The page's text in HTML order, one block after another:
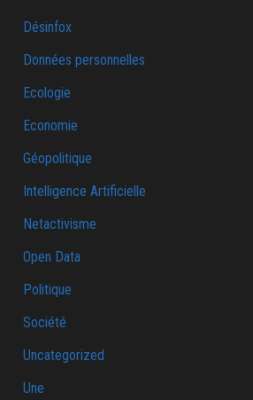
Désinfox
Données personnelles
Ecologie
Economie
Géopolitique
Intelligence Artificielle
Netactivisme
Open Data
Politique
Société
Uncategorized
Une